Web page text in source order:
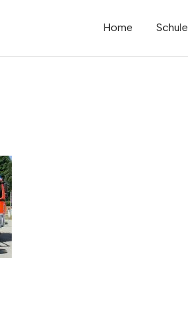
Home Schule